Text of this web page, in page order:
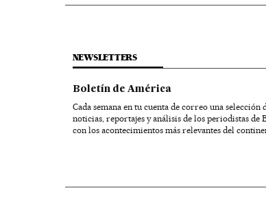
NEWSLETTERS
Boletín de América
Cada semana en tu cuenta de correo una selección
noticias, reportajes y análisis de los periodistas de
con los acontecimientos más relevantes del